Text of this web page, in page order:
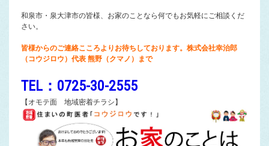
和泉市・泉大津市の皆様、お家のことなら何でもお気軽にご相談くだ
さい。
皆様からのご連絡こころよりお待ちしております。株式会社幸治郎
（コウジロウ）代表 熊野（クマノ）まで
TEL：0725-30-2555
【オモテ面 地域密着チラシ】